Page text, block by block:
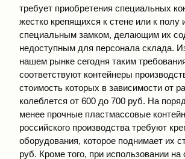
требует приобретения специальных
жестко крепящихся к стене или к полу
специальным замком, делающим их
недоступным для персонала склада.
нашем рынке сегодня таким
соответствуют контейнеры
стоимость которых в зависимости от
колеблется от 600 до 700 руб. На
менее прочные пластмассовые
российского производства требуют
оборудования, которое поднимает их
руб. Кроме того, при использовании на